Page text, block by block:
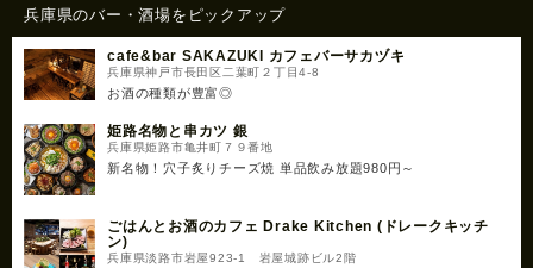
兵庫県のバー・酒場をピックアップ
cafe&bar SAKAZUKI カフェバーサカヅキ
兵庫県神戸市長田区二葉町２丁目4-8
お酒の種類が豊富◎
姫路名物と串カツ 銀
兵庫県姫路市亀井町７９番地
新名物！穴子炙りチーズ焼 単品飲み放題980円～
ごはんとお酒のカフェ Drake Kitchen (ドレークキッチ
ン)
兵庫県淡路市岩屋923-1 岩屋城跡ビル2階